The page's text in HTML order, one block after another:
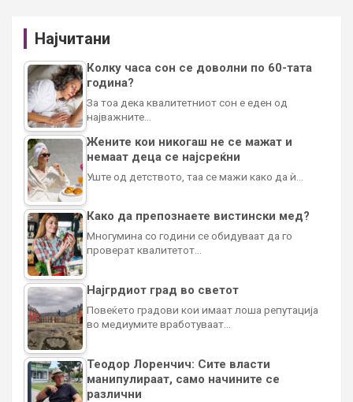
Најчитани
Колку часа сон се доволни по 60-тата
година?
За тоа дека квалитетниот сон е еден од
најважните…
Жените кои никогаш не се мажат и
немаат деца се најсреќни
Уште од детството, таа се мажи како да ѝ…
Како да препознаете вистински мед?
Многумина со години се обидуваат да го
проверат квалитетот…
Најгрдиот град во светот
Повеќето градови кои имаат лоша репутација
во медиумите вработуваат…
Теодор Лоренчич: Сите власти
манипулираат, само начините се
различни